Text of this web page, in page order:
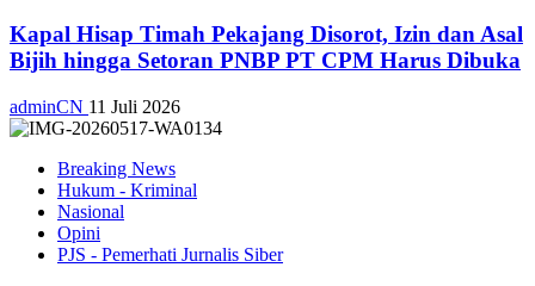
Kapal Hisap Timah Pekajang Disorot, Izin dan Asal
Bijih hingga Setoran PNBP PT CPM Harus Dibuka
adminCN 11 Juli 2026
Breaking News
Hukum - Kriminal
Nasional
Opini
PJS - Pemerhati Jurnalis Siber